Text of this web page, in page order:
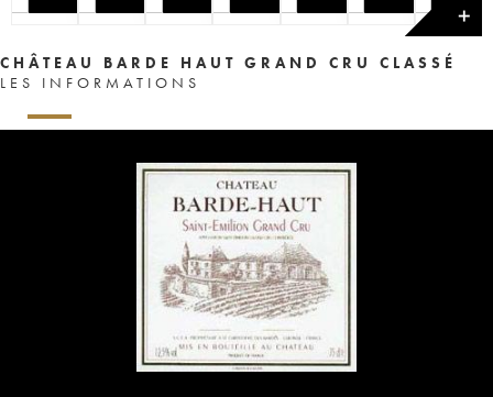
✕
CHÂTEAU BARDE HAUT GRAND CRU CLASSÉ
LES INFORMATIONS